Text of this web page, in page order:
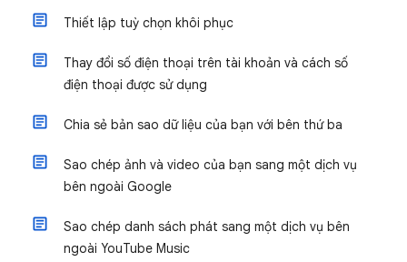
Thiết lập tuỳ chọn khôi phục
Thay đổi số điện thoại trên tài khoản và cách số
điện thoại được sử dụng
Chia sẻ bản sao dữ liệu của bạn với bên thứ ba
Sao chép ảnh và video của bạn sang một dịch vụ
bên ngoài Google
Sao chép danh sách phát sang một dịch vụ bên
ngoài YouTube Music